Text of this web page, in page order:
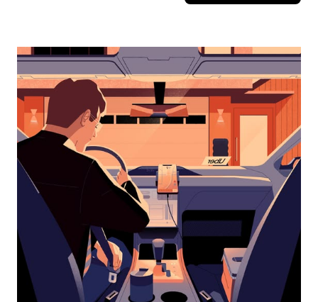
مفتاح
للأسفل
لاستخدام
التقويم
التاريخ.
اضغط
على
زر
الخروج
لإغلاق
التقويم.